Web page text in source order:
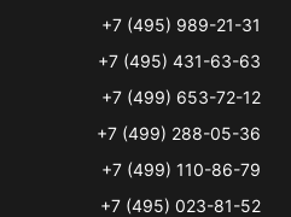
+7 (495) 989-21-31
+7 (495) 431-63-63
+7 (499) 653-72-12
+7 (499) 288-05-36
+7 (499) 110-86-79
+7 (495) 023-81-52